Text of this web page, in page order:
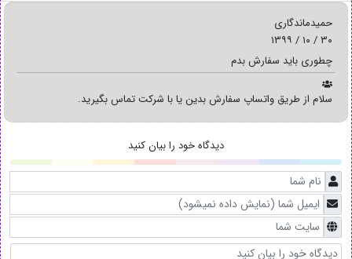
حمیدماندگاری
۳۰ / ۱۰ / ۱۳۹۹
چطوری باید سفارش بدم
سلام از طریق واتساپ سفارش بدین یا با شرکت تماس بگیرید.
دیدگاه خود را بیان کنید